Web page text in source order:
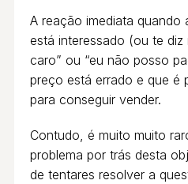
A reação imediata quando
está interessado (ou te diz
caro” ou “eu não posso
preço está errado e que é
para conseguir vender.
Contudo, é muito muito
problema por trás desta
de tentares resolver a